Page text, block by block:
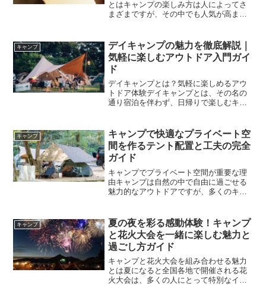
とはキャンプの楽しみ方は人によってさ
まざまですが、その中でも人気が高まっ
間で香り高い一品を楽しめることから、
多くのキャンパーに愛され...
キャンプ
デイキャンプの魅力を徹底解説｜
気軽に楽しむアウトドア入門ガイ
ド
デイキャンプとは？気軽に楽しめるアウ
トドア体験デイキャンプとは、その名の
通り宿泊を伴わず、日帰りで楽しむキャ
イキャンプというスタイルにも注目が集
まっています。特に「いき...
キャンプ
キャンプで快適なプライベート空
間を作るテント配置と工夫の完全
ガイド
キャンプでプライベート空間が重要な理
由キャンプは自然の中で自由に過ごせる
魅力的なアウトドアですが、多くのキャ
快適に自分の空間を確保できるか」が満
足度を大きく左右します。...
キャンプ
夏の夜を彩る感動体験！キャンプ
と花火大会を一緒に楽しむ魅力と
過ごし方ガイド
キャンプと花火大会を組み合わせる魅力
とは夏になると全国各地で開催される花
火大会は、多くの人にとって特別なイベ